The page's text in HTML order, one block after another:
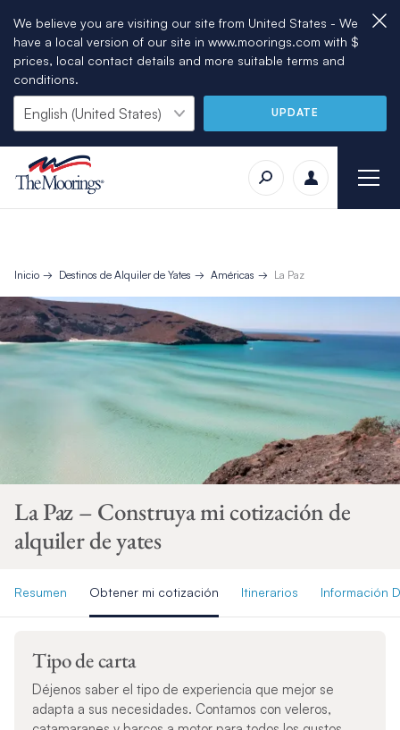
We believe you are visiting our site from United States - We
have a local version of our site in www.moorings.com with $
prices, local contact details and more suitable terms and
conditions.
UPDATE
Inicio Destinos de Alquiler de Yates Américas La Paz
La Paz – Construya mi cotización de
alquiler de yates
Resumen Obtener mi cotización Itinerarios Información
Tipo de carta
Déjenos saber el tipo de experiencia que mejor se
adapta a sus necesidades. Contamos con veleros,